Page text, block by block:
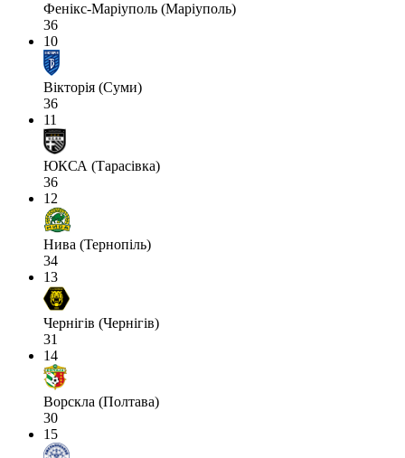
Фенікс-Маріуполь (Маріуполь)
36
10
Вікторія (Суми)
36
11
ЮКСА (Тарасівка)
36
12
Нива (Тернопіль)
34
13
Чернігів (Чернігів)
31
14
Ворскла (Полтава)
30
15